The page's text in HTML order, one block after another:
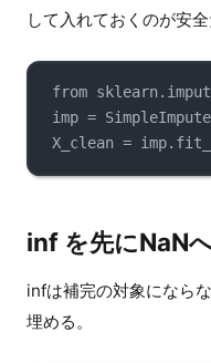
して入れておくのが安全
from
imp =
X_clean = imp.
inf を先にNaN
infは補完の対象になら
埋める。